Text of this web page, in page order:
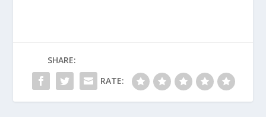
SHARE:
RATE: